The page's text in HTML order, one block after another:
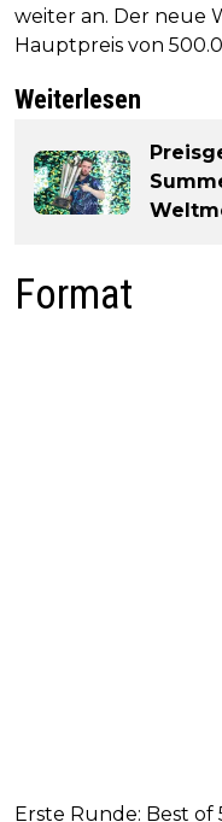
weiter an. Der neue
Hauptpreis von
Weiterlesen
Format
Erste Runde: Best of